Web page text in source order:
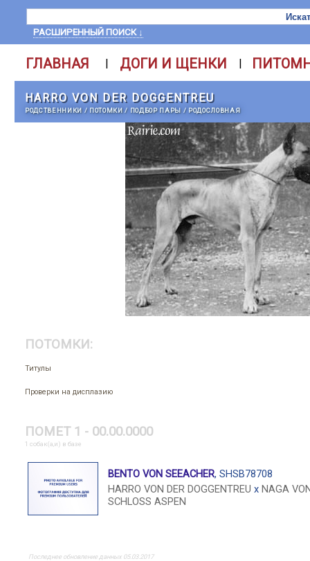
РАСШИРЕННЫЙ ПОИСК ↓
ГЛАВНАЯ | ДОГИ И ЩЕНКИ |
HARRO VON DER DOGGENTREU
РОДСТВЕННИКИ / ПОТОМКИ/ ПОДБОР ПАРЫ / РОДОСЛОВНАЯ
ПОТОМКИ:
Титулы
Проверки на дисплазию
ПОМЕТ 1 - 00.00.0000
1 собак(а,и) в базе
BENTO VON SEEACHER, SHSB78708
HARRO VON DER DOGGENTREU x NAGA
SCHLOSS ASPEN
Последнее обновление данных 05.03.2017